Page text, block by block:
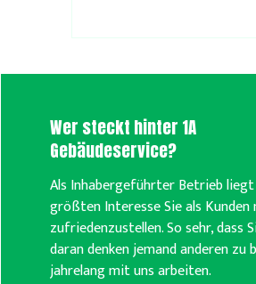
Wer steckt hinter 1A
Gebäudeservice?
Als Inhabergeführter Betrieb
größten Interesse Sie als Kunden
zufriedenzustellen. So sehr, dass
daran denken jemand anderen
jahrelang mit uns arbeiten.